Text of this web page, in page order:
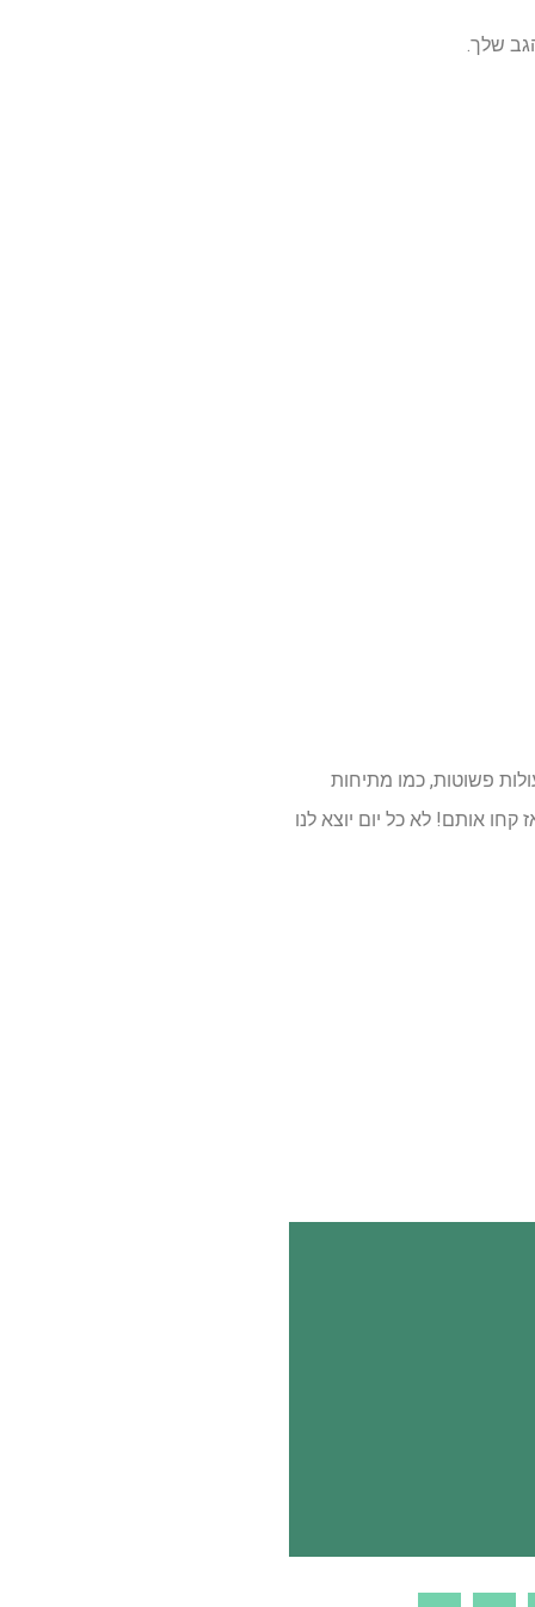
שלך.
פשוטות, כמו מתיחות
אותם! לא כל יום יוצא לנו